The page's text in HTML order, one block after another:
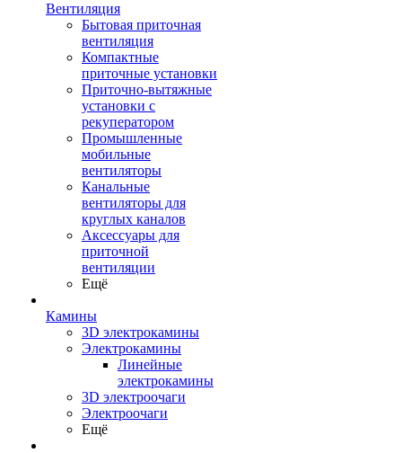
Вентиляция
Бытовая приточная
вентиляция
Компактные
приточные установки
Приточно-вытяжные
установки с
рекуператором
Промышленные
мобильные
вентиляторы
Канальные
вентиляторы для
круглых каналов
Аксессуары для
приточной
вентиляции
Ещё
Камины
3D электрокамины
Электрокамины
Линейные
электрокамины
3D электроочаги
Электроочаги
Ещё